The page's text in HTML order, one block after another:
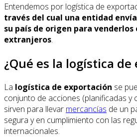
Entendemos por logística de
través del cual una entidad envía
su país de origen para venderlos
extranjeros.
¿Qué es la logística
La logística de exportación se
conjunto de acciones (planificadas y
sirven para llevar mercancías de un
segura y en cumplimiento con las
internacionales.